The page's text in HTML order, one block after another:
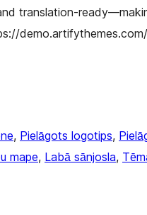
translation-
, Pielāgots logotips,
mape, Labā sānjosla,